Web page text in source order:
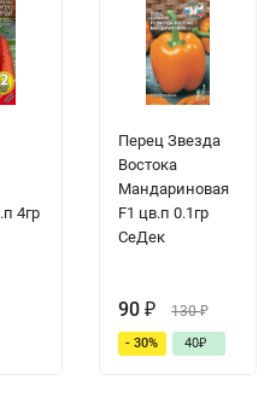
4гр
Перец Звезда
Востока
Мандариновая
F1 цв.п 0.1гр
СеДек
90 ₽ 130₽
- 30% 40₽